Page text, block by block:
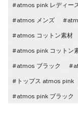
#atmos pink レディー
#atmos メンズ
#atmos コットン素材
#atmos pink コットン
#atmos ブラック
#トップス atmos pink
#atmos pink ブラック